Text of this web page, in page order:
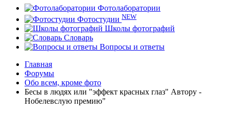
Фотолаборатории
Фотостудии NEW
Школы фотографий
Словарь
Вопросы и ответы
Главная
Форумы
Обо всем, кроме фото
Бесы в людях или "эффект красных глаз" Автору -
Нобелевслую премию"